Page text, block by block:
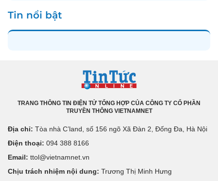
Tin nổi bật
TRANG THÔNG TIN ĐIỆN TỬ TỔNG HỢP CỦA CÔNG TY CỔ PHẦN
TRUYỀN THÔNG VIETNAMNET
Địa chỉ: Tòa nhà C’land, số 156 ngõ Xã Đàn 2, Đống Đa, Hà Nội
Điện thoại: 094 388 8166
Email: ttol@vietnamnet.vn
Chịu trách nhiệm nội dung: Trương Thị Minh Hưng